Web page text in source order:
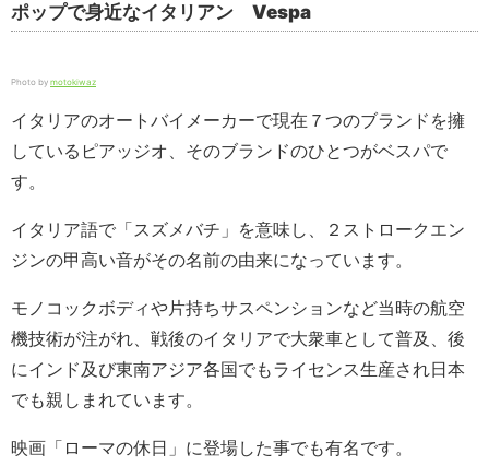
ポップで身近なイタリアン Vespa
Photo by motokiwaz
イタリアのオートバイメーカーで現在７つのブランドを擁
しているピアッジオ、そのブランドのひとつがベスパで
す。
イタリア語で「スズメバチ」を意味し、２ストロークエン
ジンの甲高い音がその名前の由来になっています。
モノコックボディや片持ちサスペンションなど当時の航空
機技術が注がれ、戦後のイタリアで大衆車として普及、後
にインド及び東南アジア各国でもライセンス生産され日本
でも親しまれています。
映画「ローマの休日」に登場した事でも有名です。